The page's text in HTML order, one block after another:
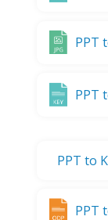
PPT
PPT
PPT to
PPT